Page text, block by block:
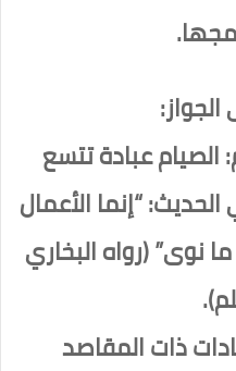
الجواز:
عبادة تتسع
“إنما الأعمال
نوى” (رواه البخاري
ذات المقاصد